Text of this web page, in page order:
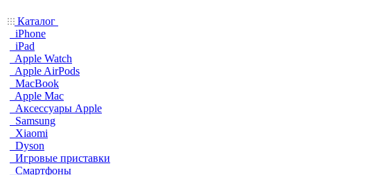
Каталог
iPhone
iPad
Apple Watch
Apple AirPods
MacBook
Apple Mac
Аксессуары Apple
Samsung
Xiaomi
Dyson
Игровые приставки
Смартфоны